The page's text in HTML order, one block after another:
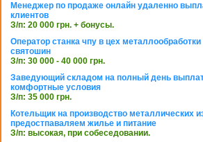
Менеджер по продаже онлайн удаленно
клиентов
З/п: 20 000 грн. + бонусы.
Оператор станка чпу в цех
святошин
З/п: 30 000 - 40 000 грн.
Заведующий складом на полный день
комфортные условия
З/п: 35 000 грн.
Котельщик на производство металлических
предостпаваляем жилье и питание
З/п: высокая, при собеседовании.